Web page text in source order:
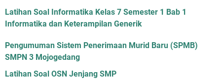
Latihan Soal Informatika Kelas 7 Semester 1 Bab 1
Informatika dan Keterampilan Generik
Pengumuman Sistem Penerimaan Murid Baru (SPMB)
SMPN 3 Mojogedang
Latihan Soal OSN Jenjang SMP